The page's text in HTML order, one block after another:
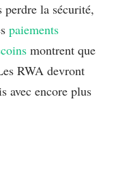
perdre la sécurité,
paiements
montrent que
RWA devront
avec encore plus